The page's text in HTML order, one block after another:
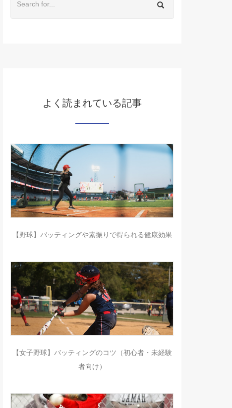
よく読まれている記事
【野球】バッティングや素振りで得られる健康効果
【女子野球】バッティングのコツ（初心者・未経験
者向け）